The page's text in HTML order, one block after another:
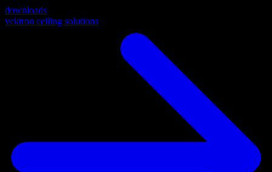
downloads
vektron ceiling solutions